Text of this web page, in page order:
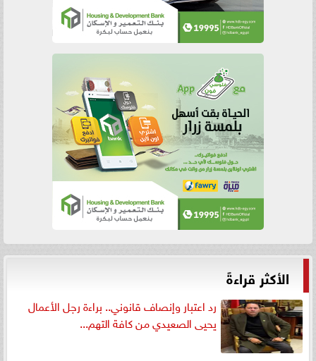
الأكثر قراءةً
رد اعتبار وإنصاف قانوني.. براءة رجل الأعمال
يحيى الصعيدي من كافة التهم...